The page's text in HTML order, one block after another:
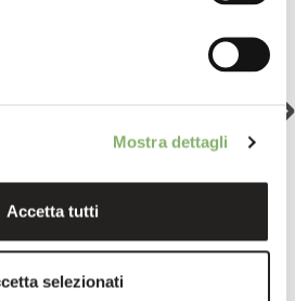
Mostra dettagli
Accetta tutti
selezionati
aree come la coltivazione, il
permette non solo di calcolare la
di fissare degli obiettivi e di
veramente avere un impatto.
a integrare l'azione per il clima
modo, ci assumiamo